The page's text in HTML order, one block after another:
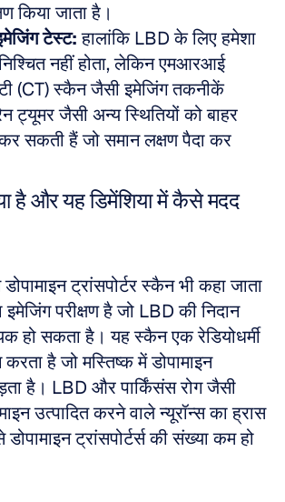
किया जाता है।
टेस्ट: हालांकि LBD के लिए हमेशा
नहीं होता, लेकिन एमआरआई
(CT) स्कैन जैसी इमेजिंग तकनीकें
ट्यूमर जैसी अन्य स्थितियों को बाहर
सकती हैं जो समान लक्षण पैदा कर
है और यह डिमेंशिया में कैसे मदद
ट्रांसपोर्टर स्कैन भी कहा जाता
परीक्षण है जो LBD की निदान
हो सकता है। यह स्कैन एक रेडियोधर्मी
है जो मस्तिष्क में डोपामाइन
है। LBD और पार्किंसंस रोग जैसी
उत्पादित करने वाले न्यूरॉन्स का ह्रास
ट्रांसपोर्टर्स की संख्या कम हो